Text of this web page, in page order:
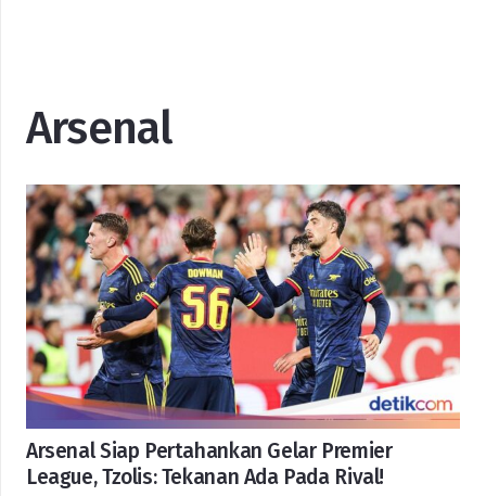
Arsenal
Arsenal Siap Pertahankan Gelar Premier
League, Tzolis: Tekanan Ada Pada Rival!